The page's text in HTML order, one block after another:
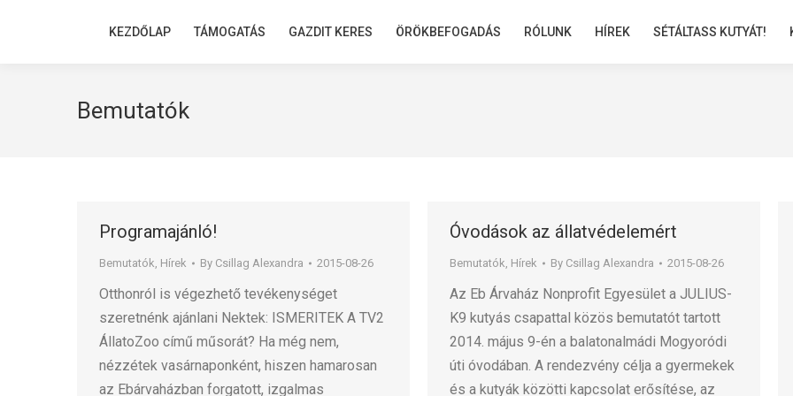
KEZDŐLAP TÁMOGATÁS GAZDIT KERES ÖRÖKBEFOGADÁS RÓLUNK HÍREK SÉTÁLTASS KUTYÁT!
Bemutatók
Programajánló!
Bemutatók, Hírek By Csillag Alexandra 2015-08-26
Otthonról is végezhető tevékenységet
szeretnénk ajánlani Nektek: ISMERITEK A TV2
ÁllatoZoo című műsorát? Ha még nem,
nézzétek vasárnaponként, hiszen hamarosan
az Ebárvaházban forgatott, izgalmas
Óvodások az állatvédelemért
Bemutatók, Hírek By Csillag Alexandra 2015-08-26
Az Eb Árvaház Nonprofit Egyesület a JULIUS-
K9 kutyás csapattal közös bemutatót tartott
2014. május 9-én a balatonalmádi Mogyoródi
úti óvodában. A rendezvény célja a gyermekek
és a kutyák közötti kapcsolat erősítése, az
KEZDŐLAP TÁMOGATÁS GAZDIT KERES ÖRÖKBEFOGADÁS RÓLUNK HÍREK SÉTÁLTASS KUTYÁT!